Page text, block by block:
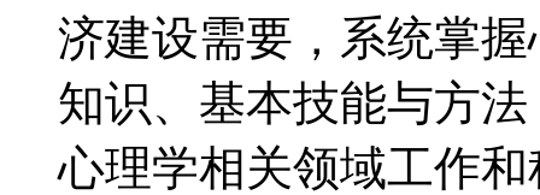
济建设需要，系统掌
知识、基本技能与方
心理学相关领域工作